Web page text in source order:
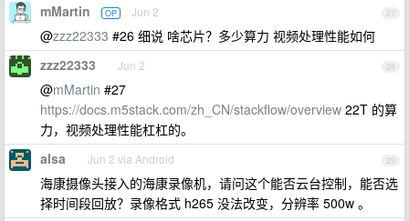
27
mMartin OP Jun 2
@zzz22333 #26 细说 啥芯片？多少算力 视频处理性能如何
28
zzz22333 Jun 2
@mMartin #27
https://docs.m5stack.com/zh_CN/stackflow/overview 22T 的算
力，视频处理性能杠杠的。
29
alsa Jun 2 via Android
海康摄像头接入的海康录像机，请问这个能否云台控制，能否选
择时间段回放？录像格式 h265 没法改变，分辨率 500w 。